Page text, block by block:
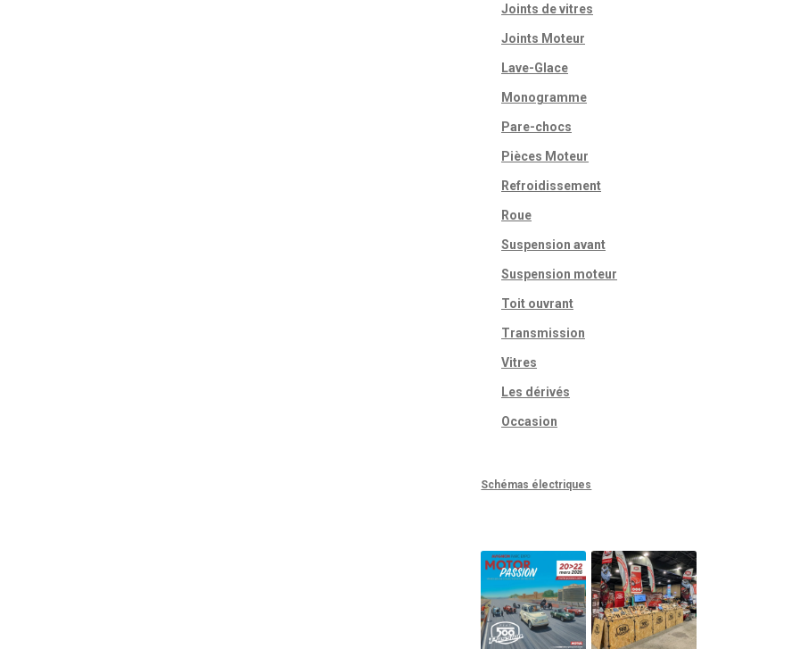
Joints de vitres
Joints Moteur
Lave-Glace
Monogramme
Pare-chocs
Pièces Moteur
Refroidissement
Roue
Suspension avant
Suspension moteur
Toit ouvrant
Transmission
Vitres
Les dérivés
Occasion
Schémas électriques